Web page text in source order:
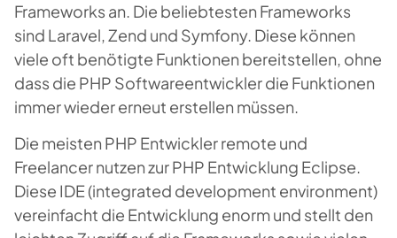
Frameworks an. Die beliebtesten Frameworks
sind Laravel, Zend und Symfony. Diese können
viele oft benötigte Funktionen bereitstellen, ohne
dass die PHP Softwareentwickler die Funktionen
immer wieder erneut erstellen müssen.
Die meisten PHP Entwickler remote und
Freelancer nutzen zur PHP Entwicklung Eclipse.
Diese IDE (integrated development environment)
vereinfacht die Entwicklung enorm und stellt den